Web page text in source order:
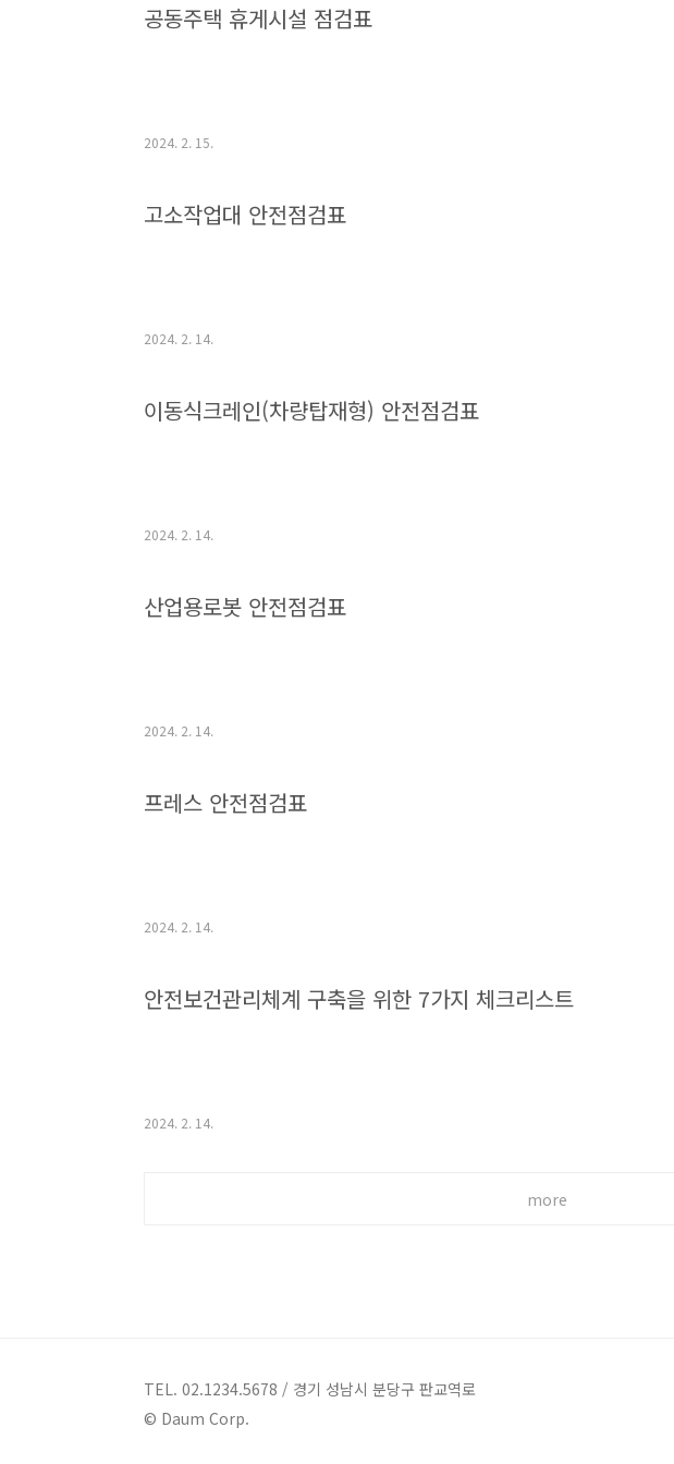
공동주택 휴게시설 점검표
2024. 2. 15.
고소작업대 안전점검표
2024. 2. 14.
이동식크레인(차량탑재형) 안전점검표
2024. 2. 14.
산업용로봇 안전점검표
2024. 2. 14.
프레스 안전점검표
2024. 2. 14.
안전보건관리체계 구축을 위한 7가지 체크리스트
2024. 2. 14.
more
TEL. 02.1234.5678 / 경기 성남시 분당구 판교역로
© Daum Corp.